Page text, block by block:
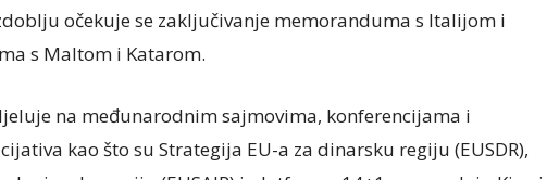
očekuje se zaključivanje memoranduma s Italijom i
s Maltom i Katarom.
na međunarodnim sajmovima, konferencijama i
kao što su Strategija EU-a za dinarsku regiju (EUSDR),